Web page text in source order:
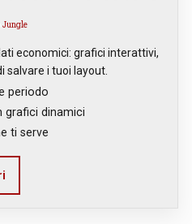
Jungle
economici: grafici interattivi,
salvare i tuoi layout.
periodo
grafici dinamici
ti serve